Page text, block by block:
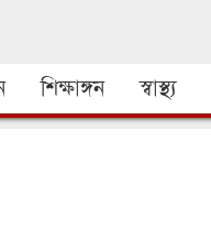
শিক্ষাঙ্গন স্বাস্থ্য